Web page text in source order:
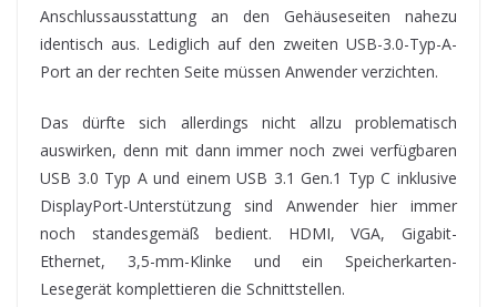
Anschlussausstattung an den Gehäuseseiten nahezu
identisch aus. Lediglich auf den zweiten USB-3.0-Typ-A-
Port an der rechten Seite müssen Anwender verzichten.
Das dürfte sich allerdings nicht allzu problematisch
auswirken, denn mit dann immer noch zwei verfügbaren
USB 3.0 Typ A und einem USB 3.1 Gen.1 Typ C inklusive
DisplayPort-Unterstützung sind Anwender hier immer
noch standesgemäß bedient. HDMI, VGA, Gigabit-
Ethernet, 3,5-mm-Klinke und ein Speicherkarten-
Lesegerät komplettieren die Schnittstellen.